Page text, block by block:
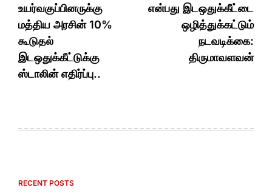
உயர்வகுப்பினருக்கு
மத்திய அரசின் 10%
கூடுதல்
இடஒதுக்கீட்டுக்கு
ஸ்டாலின் எதிர்ப்பு..
என்பது இடஒதுக்கீட்டை
ஒழித்துக்கட்டும்
நடவடிக்கை:
திருமாவளவன்
RECENT POSTS